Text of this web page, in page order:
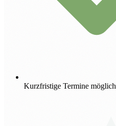
Kurzfristige Termine möglich